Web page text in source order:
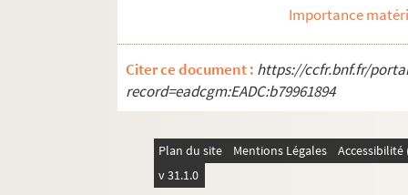
Importance
Citer ce document : https://ccfr.bnf.fr/
record=eadcgm:EADC:b79961894
Plan du site Mentions Légales
v 31.1.0